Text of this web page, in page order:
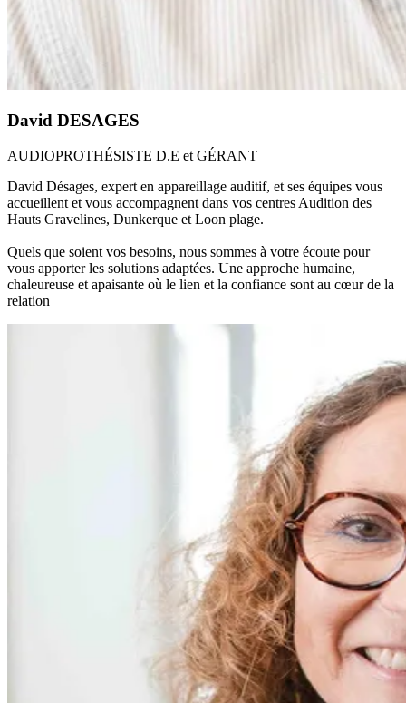
David DESAGES
AUDIOPROTHÉSISTE D.E et GÉRANT
David Désages, expert en appareillage auditif, et ses équipes vous
accueillent et vous accompagnent dans vos centres Audition des
Hauts Gravelines, Dunkerque et Loon plage.
Quels que soient vos besoins, nous sommes à votre écoute pour
vous apporter les solutions adaptées. Une approche humaine,
chaleureuse et apaisante où le lien et la confiance sont au cœur de la
relation